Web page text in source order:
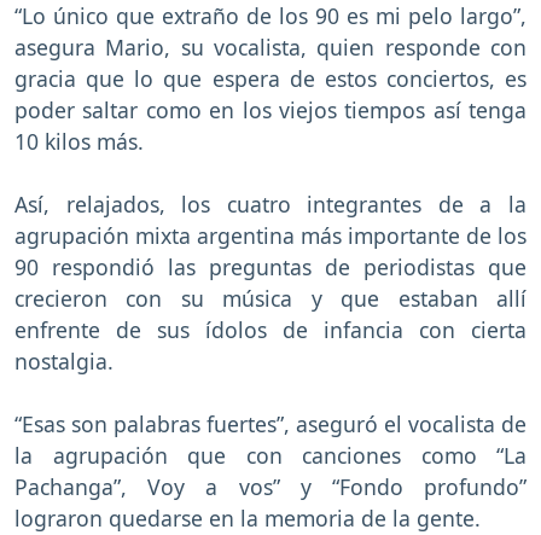
“Lo único que extraño de los 90 es mi pelo largo”,
asegura Mario, su vocalista, quien responde con
gracia que lo que espera de estos conciertos, es
poder saltar como en los viejos tiempos así tenga
10 kilos más.
Así, relajados, los cuatro integrantes de a la
agrupación mixta argentina más importante de los
90 respondió las preguntas de periodistas que
crecieron con su música y que estaban allí
enfrente de sus ídolos de infancia con cierta
nostalgia.
“Esas son palabras fuertes”, aseguró el vocalista de
la agrupación que con canciones como “La
Pachanga”, Voy a vos” y “Fondo profundo”
lograron quedarse en la memoria de la gente.